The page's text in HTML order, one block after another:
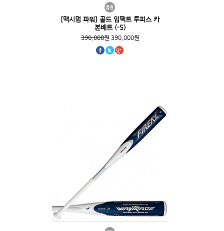
[맥시멈 파워] 골드 임팩트 투피스 카
본배트 (-5)
390,000원390,000원